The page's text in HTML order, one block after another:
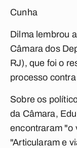
Cunha
Dilma lembrou
Câmara dos
RJ), que foi o
processo
Sobre os
da Câmara,
encontraram "o
"Articularam e